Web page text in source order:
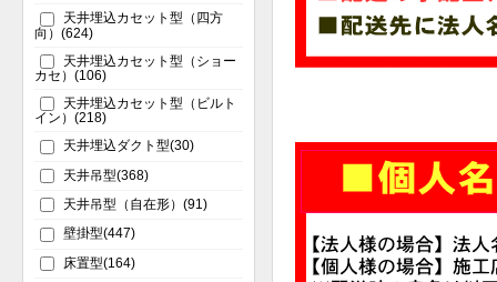
天井埋込カセット型（四方
向）(624)
天井埋込カセット型（ショー
カセ）(106)
天井埋込カセット型（ビルト
イン）(218)
天井埋込ダクト型(30)
天井吊型(368)
天井吊型（自在形）(91)
壁掛型(447)
床置型(164)